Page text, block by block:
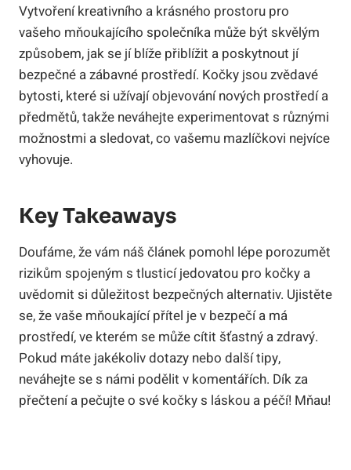
Vytvoření kreativního a krásného prostoru pro
vašeho mňoukajícího společníka může být skvělým
způsobem, jak se jí blíže přiblížit a poskytnout jí
bezpečné a zábavné prostředí. Kočky jsou zvědavé
bytosti, které si užívají objevování nových prostředí a
předmětů, takže neváhejte experimentovat s různými
možnostmi a sledovat, co vašemu mazlíčkovi nejvíce
vyhovuje.
Key Takeaways
Doufáme, že vám náš článek pomohl lépe porozumět
rizikům spojeným s tlusticí jedovatou pro kočky a
uvědomit si důležitost bezpečných alternativ. Ujistěte
se, že vaše mňoukající přítel je v bezpečí a má
prostředí, ve kterém se může cítit šťastný a zdravý.
Pokud máte jakékoliv dotazy nebo další tipy,
neváhejte se s námi podělit v komentářích. Dík za
přečtení a pečujte o své kočky s láskou a péčí! Mňau!